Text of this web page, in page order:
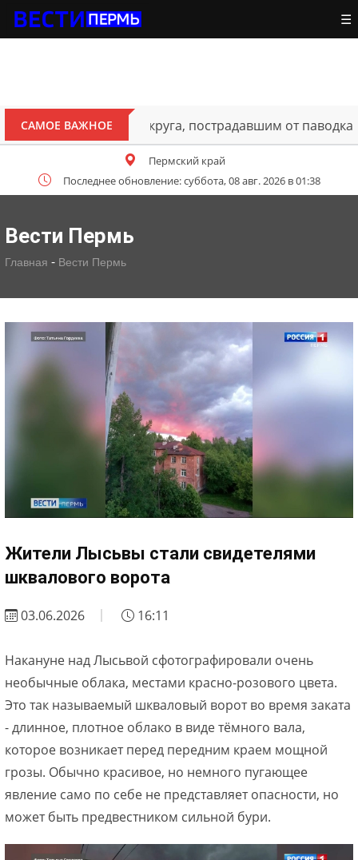
☰
САМОЕ ВАЖНОЕ
Октябрьского округа, пострадавшим от паводка
Пермский край
Последнее обновление: суббота, 08 авг. 2026 в 01:38
Вести Пермь
Главная - Вести Пермь
Жители Лысьвы стали свидетелями
шквалового ворота
03.06.2026 16:11
Накануне над Лысьвой сфотографировали очень
необычные облака, местами красно-розового цвета.
Это так называемый шкваловый ворот во время заката
- длинное, плотное облако в виде тёмного вала,
которое возникает перед передним краем мощной
грозы. Обычно красивое, но немного пугающее
явление само по себе не представляет опасности, но
может быть предвестником сильной бури.